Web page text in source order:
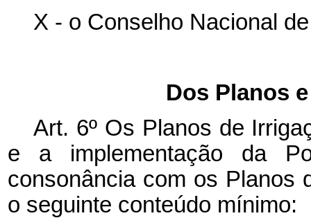
X - o Conselho Nacional
Dos Planos
Art. 6º Os Planos de
e a implementação da
consonância com os Planos
o seguinte conteúdo mínimo: